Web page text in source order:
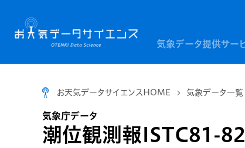
気象データ提供サー
お天気データサイエンスHOME 気象データ一覧
気象庁データ
潮位観測報ISTC81-82